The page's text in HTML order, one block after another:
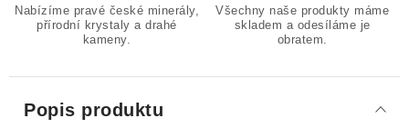
Nabízíme pravé české minerály,
přírodní krystaly a drahé
kameny.
Všechny naše produkty máme
skladem a odesíláme je
obratem.
Popis produktu